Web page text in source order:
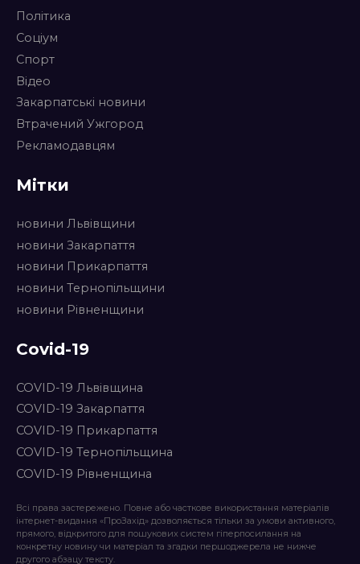
Політика
Соціум
Спорт
Відео
Закарпатські новини
Втрачений Ужгород
Рекламодавцям
Мітки
новини Львівщини
новини Закарпаття
новини Прикарпаття
новини Тернопільщини
новини Рівненщини
Covid-19
COVID-19 Львівщина
COVID-19 Закарпаття
COVID-19 Прикарпаття
COVID-19 Тернопільщина
COVID-19 Рівненщина
Всі права застережено. Повне або часткове використання матеріалів
інтернет-видання «ПроЗахід» дозволяється тільки за умови активного,
прямого, відкритого для пошукових систем гіперпосилання на
конкретну новину чи матеріал та згадки першоджерела не нижче
другого абзацу тексту.